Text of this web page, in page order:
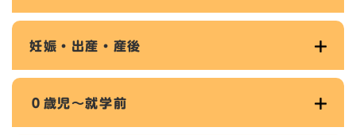
妊娠・出産・産後
０歳児～就学前